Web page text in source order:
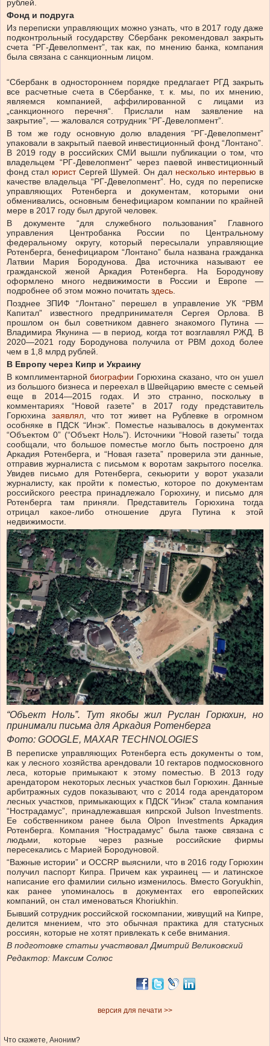
рублей.
Фонд и подруга
Из переписки управляющих можно узнать, что в 2017 году даже
подконтрольный государству Сбербанк рекомендовал закрыть
счета “РГ-Девелопмент”, так как, по мнению банка, компания
была связана с санкционным лицом.
“Сбербанк в одностороннем порядке предлагает РГД закрыть
все расчетные счета в Сбербанке, т. к. мы, по их мнению,
являемся компанией, аффилированной с лицами из
„санкционного перечня“. Прислали нам заявление на
закрытие”, — жаловался сотрудник “РГ-Девелопмент”.
В том же году основную долю владения “РГ-Девелопмент”
упаковали в закрытый паевой инвестиционный фонд “Лонтано”.
В 2019 году в российских СМИ вышли публикации о том, что
владельцем “РГ-Девелопмент” через паевой инвестиционный
фонд стал юристСергей Шумей. Он дал несколько интервью в
качестве владельца “РГ-Девелопмент”. Но, судя по переписке
управляющих Ротенберга и документам, которыми они
обменивались, основным бенефициаром компании по крайней
мере в 2017 году был другой человек.
В документе “для служебного пользования” Главного
управления Центробанка России по Центральному
федеральному округу, который пересылали управляющие
Ротенберга, бенефициаром “Лонтано” была названа гражданка
Латвии Мария Бородунова. Два источника называют ее
гражданской женой Аркадия Ротенберга. На Бородунову
оформлено много недвижимости в России и Европе —
подробнее об этом можно почитать здесь.
Позднее ЗПИФ “Лонтано” перешел в управление УК “РВМ
Капитал” известного предпринимателя Сергея Орлова. В
прошлом он был советником давнего знакомого Путина —
Владимира Якунина — в период, когда тот возглавлял РЖД. В
2020—2021 году Бородунова получила от РВМ доход более
чем в 1,8 млрд рублей.
В Европу через Кипр и Украину
В комплиментарнойбиографии Горюхина сказано, что он ушел
из большого бизнеса и переехал в Швейцарию вместе с семьей
еще в 2014—2015 годах. И это странно, поскольку в
комментариях “Новой газете” в 2017 году представитель
Горюхина заявлял, что тот живет на Рублевке в огромном
особняке в ПДСК “Инэк”. Поместье называлось в документах
“Объектом 0” (“Объект Ноль”). Источники “Новой газеты” тогда
сообщали, что большое поместье могло быть построено для
Аркадия Ротенберга, и “Новая газета” проверила эти данные,
отправив журналиста с письмом к воротам закрытого поселка.
Увидев письмо для Ротенберга, секьюрити у ворот указали
журналисту, как пройти к поместью, которое по документам
российского реестра принадлежало Горюхину, и письмо для
Ротенберга там приняли. Представитель Горюхина тогда
отрицал какое-либо отношение друга Путина к этой
недвижимости.
“Объект Ноль”. Тут якобы жил Руслан Горюхин, но
принимали письма для Аркадия Ротенберга
Фото: GOOGLE, MAXAR TECHNOLOGIES
В переписке управляющих Ротенберга есть документы о том,
как у лесного хозяйства арендовали 10 гектаров подмосковного
леса, которые примыкают к этому поместью. В 2013 году
арендатором некоторых лесных участков был Горюхин. Данные
арбитражных судов показывают, что с 2014 года арендатором
лесных участков, примыкающих к ПДСК “Инэк” стала компания
“Нострадамус”, принадлежавшая кипрской Julson Investments.
Ее собственником ранее была Olpon Investments Аркадия
Ротенберга. Компания “Нострадамус” была также связана с
людьми, которые через разные российские фирмы
пересекались с Марией Бородуновой.
“Важные истории” и OCCRP выяснили, что в 2016 году Горюхин
получил паспорт Кипра. Причем как украинец — и латинское
написание его фамилии сильно изменилось. Вместо Goryukhin,
как ранее упоминалось в документах его европейских
компаний, он стал именоваться Khoriukhin.
Бывший сотрудник российской госкомпании, живущий на Кипре,
делится мнением, что это обычная практика для статусных
россиян, которые не хотят привлекать к себе внимания.
В подготовке статьи участвовал Дмитрий Великовский
Редактор: Максим Солюс
версия для печати >>
Что скажете, Аноним?